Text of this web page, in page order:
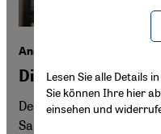
Anschlag auf Salman
Die Geister, die
Der Anschlag auf den
Salman Rushdie in den
Lesen Sie alle Details
Sie können Ihre hier
einsehen und